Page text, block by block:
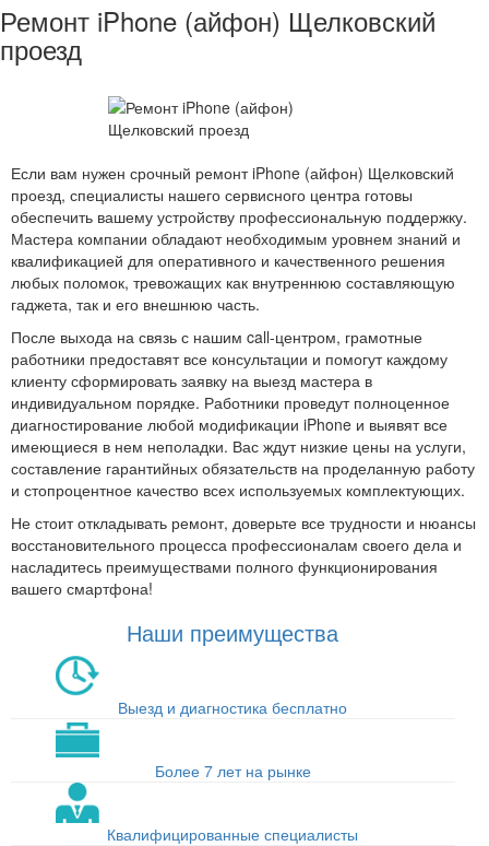
Ремонт iPhone (айфон) Щелковский
проезд
Если вам нужен срочный ремонт iPhone (айфон) Щелковский
проезд, специалисты нашего сервисного центра готовы
обеспечить вашему устройству профессиональную поддержку.
Мастера компании обладают необходимым уровнем знаний и
квалификацией для оперативного и качественного решения
любых поломок, тревожащих как внутреннюю составляющую
гаджета, так и его внешнюю часть.
После выхода на связь с нашим call-центром, грамотные
работники предоставят все консультации и помогут каждому
клиенту сформировать заявку на выезд мастера в
индивидуальном порядке. Работники проведут полноценное
диагностирование любой модификации iPhone и выявят все
имеющиеся в нем неполадки. Вас ждут низкие цены на услуги,
составление гарантийных обязательств на проделанную работу
и стопроцентное качество всех используемых комплектующих.
Не стоит откладывать ремонт, доверьте все трудности и нюансы
восстановительного процесса профессионалам своего дела и
насладитесь преимуществами полного функционирования
вашего смартфона!
Наши преимущества
Выезд и диагностика бесплатно
Более 7 лет на рынке
Квалифицированные специалисты